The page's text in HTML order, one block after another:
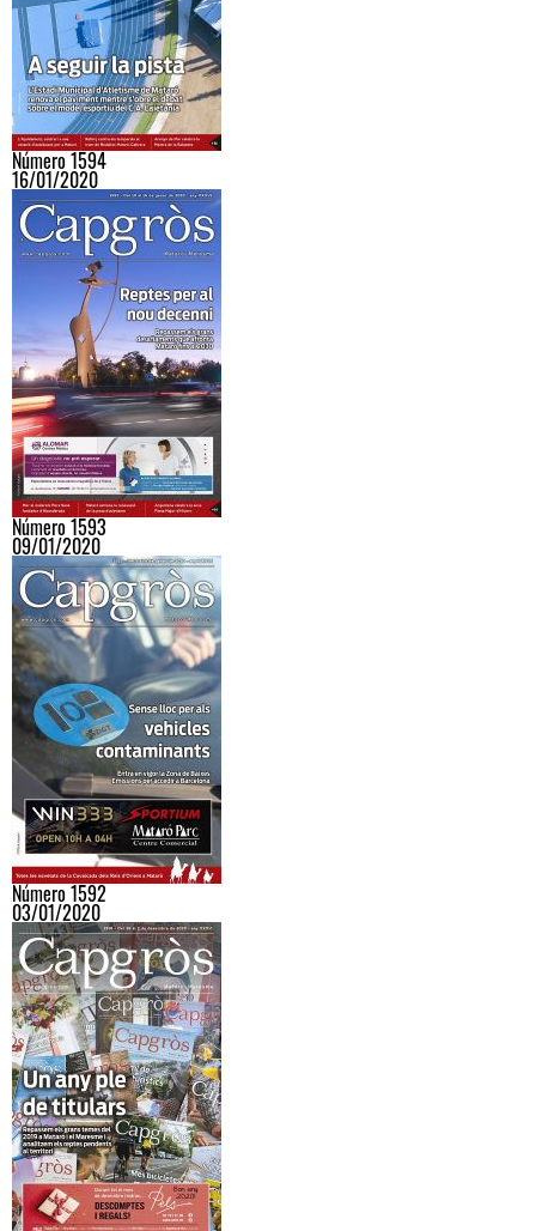
Número 1594
16/01/2020
Número 1593
09/01/2020
Número 1592
03/01/2020